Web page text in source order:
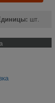
шт.